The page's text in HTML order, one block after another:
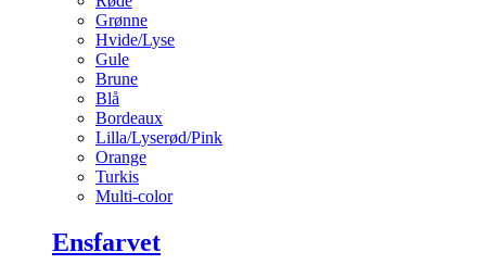
Grønne
Hvide/Lyse
Gule
Brune
Blå
Bordeaux
Lilla/Lyserød/Pink
Orange
Turkis
Multi-color
Ensfarvet